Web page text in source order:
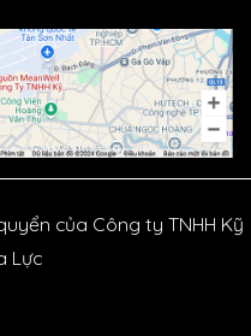
của Công ty TNHH Kỹ
Lực